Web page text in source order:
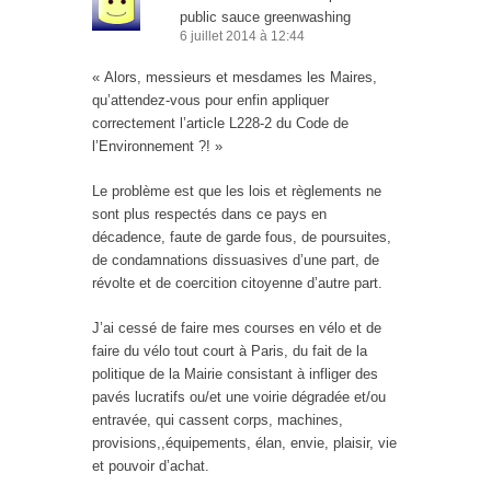
public sauce greenwashing
6 juillet 2014 à 12:44
« Alors, messieurs et mesdames les Maires,
qu’attendez-vous pour enfin appliquer
correctement l’article L228-2 du Code de
l’Environnement ?! »
Le problème est que les lois et règlements ne
sont plus respectés dans ce pays en
décadence, faute de garde fous, de poursuites,
de condamnations dissuasives d’une part, de
révolte et de coercition citoyenne d’autre part.
J’ai cessé de faire mes courses en vélo et de
faire du vélo tout court à Paris, du fait de la
politique de la Mairie consistant à infliger des
pavés lucratifs ou/et une voirie dégradée et/ou
entravée, qui cassent corps, machines,
provisions,,équipements, élan, envie, plaisir, vie
et pouvoir d’achat.